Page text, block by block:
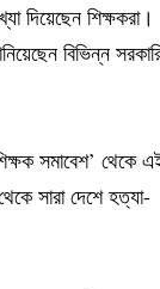
দিয়েছেন শিক্ষকরা।
বিভিন্ন
সমাবেশ’ থেকে
সারা দেশে হত্যা-